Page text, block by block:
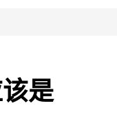
是